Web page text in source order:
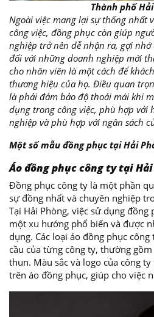
Thành phố
Ngoài việc mang lại sự thống nhất
công việc, đồng phục còn giúp
nghiệp trở nên dễ nhận ra, gợi
đối với những doanh nghiệp mới
cho nhân viên là một cách để
thương hiệu của họ. Điều quan
là phải đảm bảo độ thoải mái khi
dụng trong công việc, phù hợp với
nghiệp và phù hợp với ngân sách
Một số mẫu đồng phục tại Hải
Áo đồng phục công ty tại
Đồng phục công ty là một phần
sự đồng nhất và chuyên nghiệp
Tại Hải Phòng, việc sử dụng
một xu hướng phổ biến và được
dụng. Các loại áo đồng phục
cầu của từng công ty, thường
thun. Màu sắc và logo của công
trên áo đồng phục, giúp cho việc